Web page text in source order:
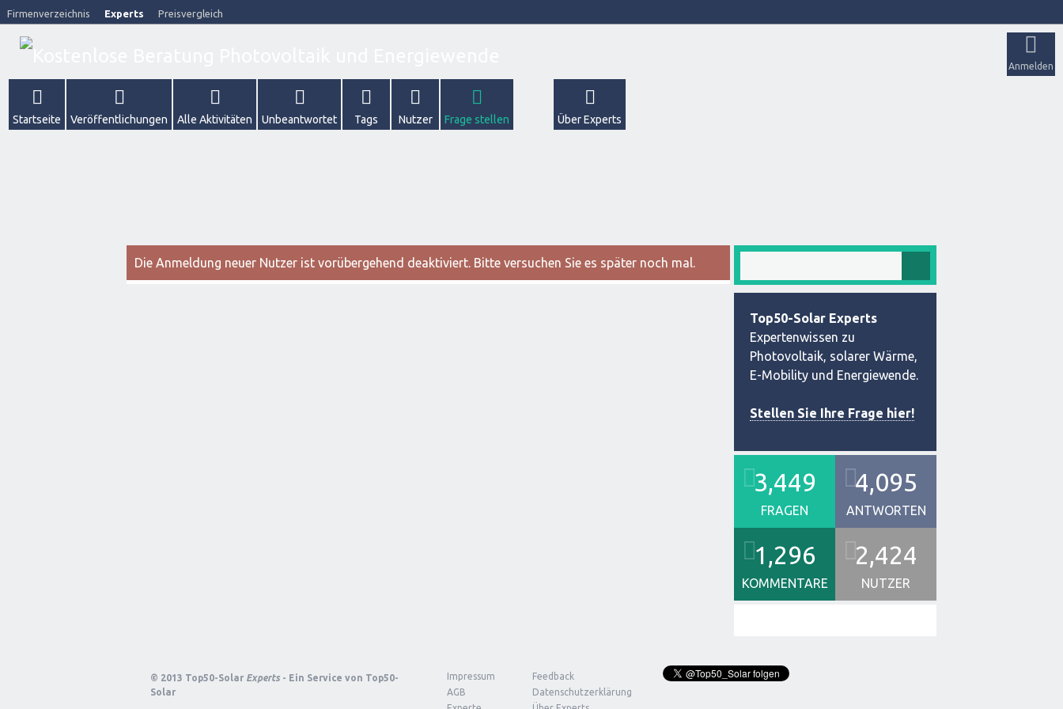
Firmenverzeichnis Experts Preisvergleich
Anmelden
Startseite Veröffentlichungen Alle Aktivitäten Unbeantwortet Tags Nutzer Frage stellen Über Experts
Die Anmeldung neuer Nutzer ist vorübergehend deaktiviert. Bitte versuchen Sie es später noch mal.
Top50-Solar Experts
Expertenwissen zu
Photovoltaik, solarer Wärme,
E-Mobility und Energiewende.
Stellen Sie Ihre Frage hier!
3,449
FRAGEN
4,095
ANTWORTEN
1,296
KOMMENTARE
2,424
NUTZER
© 2013 Top50-Solar Experts - Ein Service von Top50-
Solar
Impressum
Feedback
AGB
Datenschutzerklärung